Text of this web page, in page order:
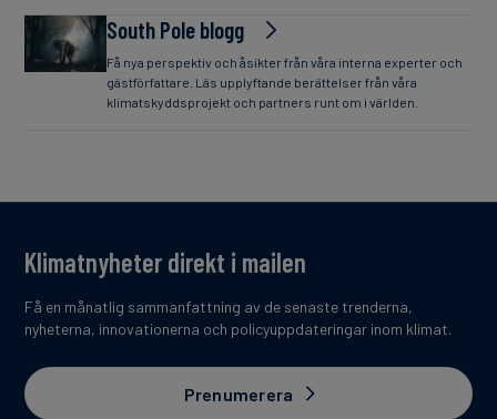
South Pole blogg
Få nya perspektiv och åsikter från våra interna experter och
gästförfattare. Läs upplyftande berättelser från våra
klimatskyddsprojekt och partners runt om i världen.
Klimatnyheter direkt i mailen
Få en månatlig sammanfattning av de senaste trenderna,
nyheterna, innovationerna och policyuppdateringar inom klimat.
Prenumerera